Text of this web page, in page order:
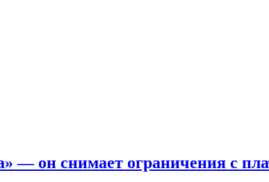
он снимает ограничения с